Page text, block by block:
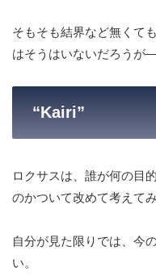
そもそも結界など無くて
はそうはいないだろうが
“Kairi”
ロクサスは、誰が何の目
のかついて改めて考えてみ
自分が見た限りでは、今
い。